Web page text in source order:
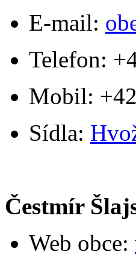
E-mail:
Telefon:
Mobil:
Sídla:
Čestmír
Web obce: